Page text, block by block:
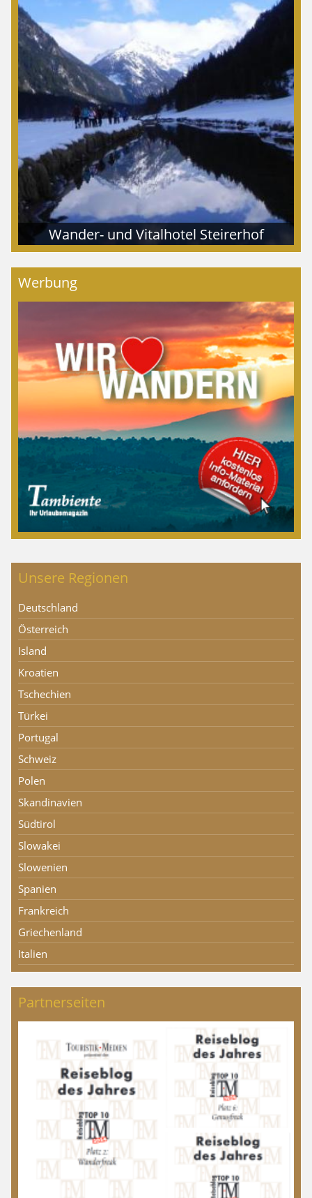
Wander- und Vitalhotel Steirerhof
Werbung
Unsere Regionen
Deutschland
Österreich
Island
Kroatien
Tschechien
Türkei
Portugal
Schweiz
Polen
Skandinavien
Südtirol
Slowakei
Slowenien
Spanien
Frankreich
Griechenland
Italien
Partnerseiten